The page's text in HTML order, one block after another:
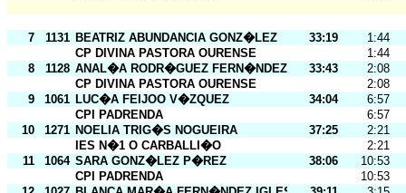
7 1131 BEATRIZ ABUNDANCIA GONZ�LEZ 33:19
1:44
CP DIVINA PASTORA OURENSE
1:44
8
1128 ANAL�A RODR�GUEZ FERN�NDEZ 33:43
2:08
CP DIVINA PASTORA OURENSE
2:08
9
1061 LUC�A FEIJOO V�ZQUEZ 34:04
6:57
CPI PADRENDA
6:57
10
1271 NOELIA TRIG�S NOGUEIRA 37:25
2:21
IES N�1 O CARBALLI�O
2:21
11
1064 SARA GONZ�LEZ P�REZ 38:06
10:53
CPI PADRENDA
10:53